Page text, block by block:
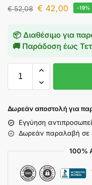
€52,08 € 42,00 -19%
📦 Διαθέσιμο για
🚚 Παράδοση έως
Δωρεάν αποστολή για
Εγγύηση
Δωρεάν παραλαβή σε
100%